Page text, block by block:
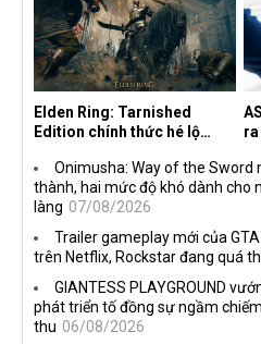
Elden Ring: Tarnished
Edition chính thức hé lộ
ra
Onimusha: Way of the Sword
thành, hai mức độ khó dành cho
làng 07/08/2026
Trailer gameplay mới của
trên Netflix, Rockstar đang quá
GIANTESS PLAYGROUND
phát triển tố đồng sự ngầm
thu 06/08/2026